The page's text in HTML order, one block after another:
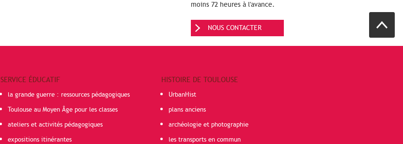
moins 72 heures à l'avance.
NOUS CONTACTER
SERVICE ÉDUCATIF
la grande guerre : ressources pédagogiques
Toulouse au Moyen Âge pour les classes
ateliers et activités pédagogiques
expositions itinérantes
HISTOIRE DE TOULOUSE
UrbanHist
plans anciens
archéologie et photographie
les transports en commun